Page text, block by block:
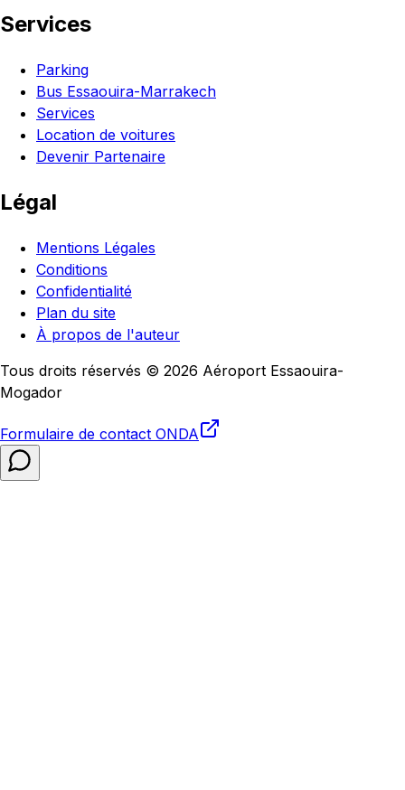
Services
Parking
Bus Essaouira-Marrakech
Services
Location de voitures
Devenir Partenaire
Légal
Mentions Légales
Conditions
Confidentialité
Plan du site
À propos de l'auteur
Tous droits réservés © 2026 Aéroport Essaouira-
Mogador
Formulaire de contact ONDA